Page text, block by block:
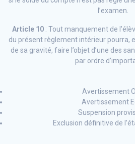
l’examen.
Article 10: Tout manquement de
du présent règlement intérieur pourra,
de sa gravité, faire l’objet d’une des
par ordre
Avertissement
Avertissement
Suspension
Exclusion définitive de